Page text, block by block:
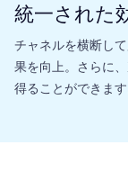
統一された
チャネルを横断し
果を向上。さらに
得ることができます